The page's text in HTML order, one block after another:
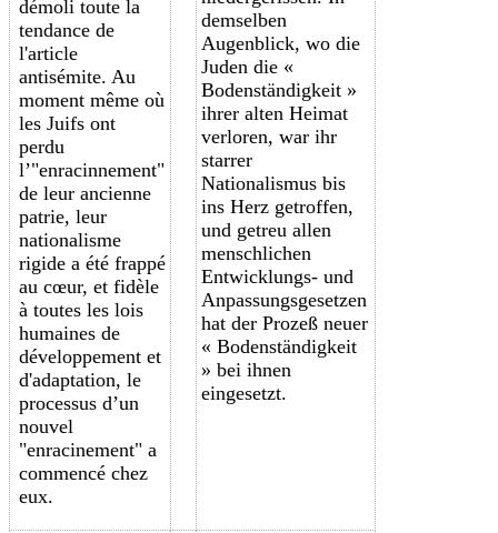
démoli toute la
tendance de
l'article
antisémite. Au
moment même où
les Juifs ont
perdu
l’"enracinnement"
de leur ancienne
patrie, leur
nationalisme
rigide a été frappé
au cœur, et fidèle
à toutes les lois
humaines de
développement et
d'adaptation, le
processus d’un
nouvel
"enracinement" a
commencé chez
eux.
demselben
Augenblick, wo die
Juden die «
Bodenständigkeit »
ihrer alten Heimat
verloren, war ihr
starrer
Nationalismus bis
ins Herz getroffen,
und getreu allen
menschlichen
Entwicklungs- und
Anpassungsgesetzen
hat der Prozeß neuer
« Bodenständigkeit
» bei ihnen
eingesetzt.